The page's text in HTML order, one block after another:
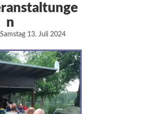
n
13. Juli 2024